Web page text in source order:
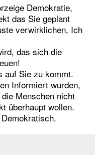
Demokratie,
das Sie geplant
verwirklichen, Ich
das sich die
auf Sie zu kommt.
Informiert wurden,
Menschen nicht
überhaupt wollen.